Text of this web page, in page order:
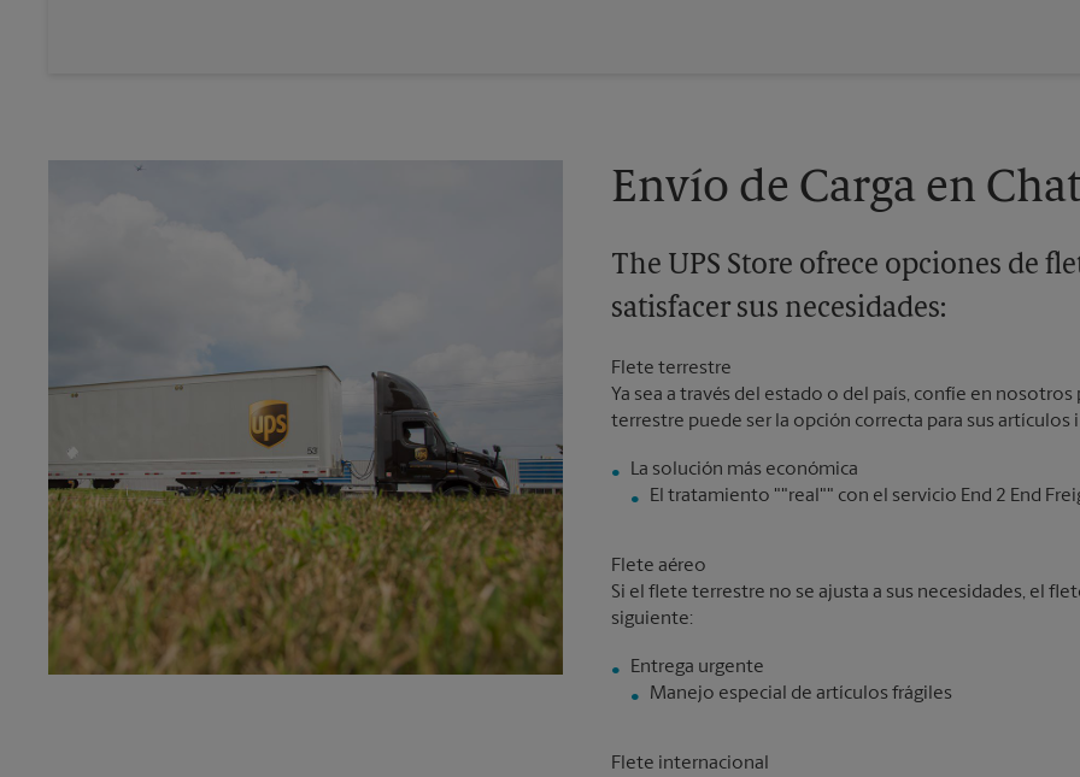
Envío de Carga en
The UPS Store ofrece opciones de
satisfacer sus necesidades:
Flete terrestre
Ya sea a través del estado o del país, confíe en
terrestre puede ser la opción correcta para sus
El tratamiento ""real"" con el servicio End 2 End
Flete aéreo
Si el flete terrestre no se ajusta a sus necesidades, el
siguiente:
Manejo especial de artículos frágiles
Flete internacional